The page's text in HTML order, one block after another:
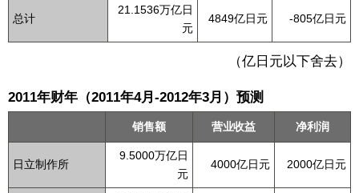
总计
21.1536万亿日
元
4849亿日元 -805亿日元
（亿日元以下舍去）
2011年财年（2011年4月-2012年3月）预测
销售额 营业收益 净利润
日立制作所
9.5000万亿日
元
4000亿日元 2000亿日元